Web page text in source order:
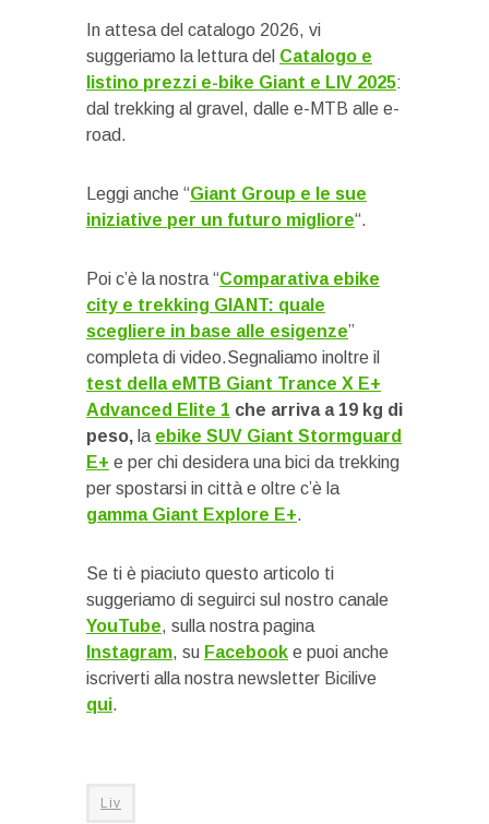
In attesa del catalogo 2026, vi
suggeriamo la lettura del Catalogo e
listino prezzi e-bike Giant e LIV 2025:
dal trekking al gravel, dalle e-MTB alle e-
road.
Leggi anche “Giant Group e le sue
iniziative per un futuro migliore“.
Poi c’è la nostra “Comparativa ebike
city e trekking GIANT: quale
scegliere in base alle esigenze”
completa di video.Segnaliamo inoltre il
test della eMTB Giant Trance X E+
Advanced Elite 1 che arriva a 19 kg di
peso, la ebike SUV Giant Stormguard
E+ e per chi desidera una bici da trekking
per spostarsi in città e oltre c’è la
gamma Giant Explore E+.
Se ti è piaciuto questo articolo ti
suggeriamo di seguirci sul nostro canale
YouTube, sulla nostra pagina
Instagram, su Facebook e puoi anche
iscriverti alla nostra newsletter Bicilive
qui.
Liv